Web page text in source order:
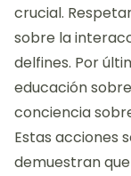
crucial.
sobre la
delfines. Por
educación
conciencia
Estas acciones
demuestran